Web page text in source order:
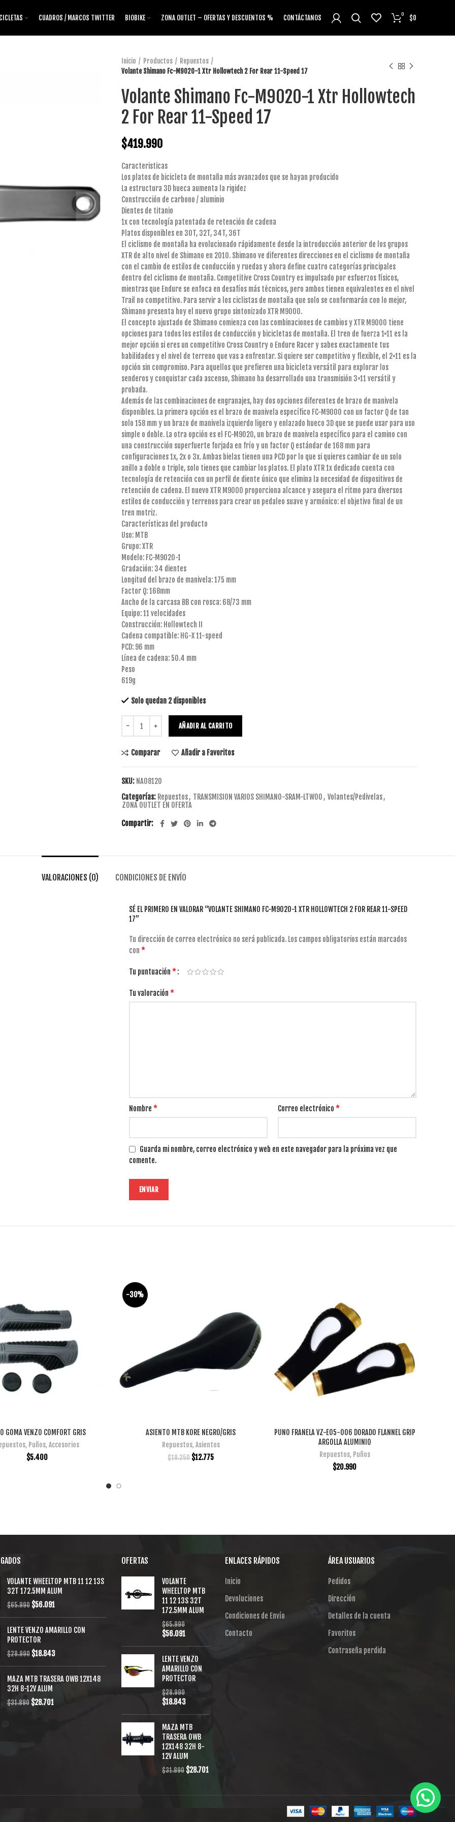
CUADROS / MARCOS TWITTER BIOBIKE ZONA OUTLET – OFERTAS Y DESCUENTOS % CONTÁCTANOS 0 $0
Inicio Productos
Repuestos
Volante Shimano Fc-M9020-1 Xtr Hollowtech 2 For Rear 11-Speed 17
Volante Shimano Fc-M9020-1 Xtr Hollowtech
2 For Rear 11-Speed 17
$419.990
Caracteristicas
Los platos de bicicleta de montaña más avanzados que se hayan producido
La estructura 3D hueca aumenta la rigidez
Construcción de carbono / aluminio
Dientes de titanio
1x con tecnología patentada de retención de cadena
Platos disponibles en 30T, 32T, 34T, 36T
El ciclismo de montaña ha evolucionado rápidamente desde la introducción anterior de los grupos
XTR de alto nivel de Shimano en 2010. Shimano ve diferentes direcciones en el ciclismo de montaña
con el cambio de estilos de conducción y ruedas y ahora define cuatro categorías principales
dentro del ciclismo de montaña. Competitive Cross Country es impulsado por esfuerzos físicos,
mientras que Endure se enfoca en desafíos más técnicos, pero ambos tienen equivalentes en el nivel
Trail no competitivo. Para servir a los ciclistas de montaña que solo se conformarán con lo mejor,
Shimano presenta hoy el nuevo grupo sintonizado XTR M9000.
El concepto ajustado de Shimano comienza con las combinaciones de cambios y XTR M9000 tiene
opciones para todos los estilos de conducción y bicicletas de montaña. El tren de fuerza 1×11 es la
mejor opción si eres un competitivo Cross Country o Endure Racer y sabes exactamente tus
habilidades y el nivel de terreno que vas a enfrentar. Si quiere ser competitivo y flexible, el 2×11 es la
opción sin compromiso. Para aquellos que prefieren una bicicleta versátil para explorar los
senderos y conquistar cada ascenso, Shimano ha desarrollado una transmisión 3×11 versátil y
probada.
Además de las combinaciones de engranajes, hay dos opciones diferentes de brazo de manivela
disponibles. La primera opción es el brazo de manivela específico FC-M9000 con un factor Q de tan
solo 158 mm y un brazo de manivela izquierdo ligero y enlazado hueco 3D que se puede usar para uso
simple o doble. La otra opción es el FC-M9020, un brazo de manivela específico para el camino con
una construcción superfuerte forjada en frío y un factor Q estándar de 168 mm para
configuraciones 1x, 2x o 3x. Ambas bielas tienen una PCD por lo que si quieres cambiar de un solo
anillo a doble o triple, solo tienes que cambiar los platos. El plato XTR 1x dedicado cuenta con
tecnología de retención con un perfil de diente único que elimina la necesidad de dispositivos de
retención de cadena. El nuevo XTR M9000 proporciona alcance y asegura el ritmo para diversos
estilos de conducción y terrenos para crear un pedaleo suave y armónico: el objetivo final de un
tren motriz.
Características del producto
Uso: MTB
Grupo: XTR
Modelo: FC-M9020-1
Gradación: 34 dientes
Longitud del brazo de manivela: 175 mm
Factor Q: 168mm
Ancho de la carcasa BB con rosca: 68/73 mm
Equipo: 11 velocidades
Construcción: Hollowtech II
Cadena compatible: HG-X 11-speed
PCD: 96 mm
Línea de cadena: 50.4 mm
Peso
619g
Solo quedan 2 disponibles
AÑADIR AL CARRITO
Comparar Añadir a Favoritos
SKU: NA08120
Categorías: Repuestos, TRANSMISION VARIOS SHIMANO-SRAM-LTWOO, Volantes/Pedivelas,
ZONA OUTLET EN OFERTA
Compartir
VALORACIONES (0) CONDICIONES DE ENVÍO
SÉ EL PRIMERO EN VALORAR “VOLANTE SHIMANO FC-M9020-1 XTR HOLLOWTECH 2 FOR REAR 11-SPEED
17”
Tu dirección de correo electrónico no será publicada. Los campos obligatorios están marcados
con *
Tu puntuación *
Tu valoración *
Nombre * Correo electrónico *
Guarda mi nombre, correo electrónico y web en este navegador para la próxima vez que
comente.
AÑADIR AL CARRITO
GOMA VENZO COMFORT GRIS
, Puños,Accesorios
$5.400
-30%
AÑADIR AL CARRITO
ASIENTO MTB KORE NEGRO/GRIS
Repuestos,Asientos
$18.250 $12.775
AÑADIR AL CARRITO
PUNO FRANELA VZ-E05-006 DORADO FLANNEL GRIP
ARGOLLA ALUMINIO
Repuestos, Puños
$20.990
VOLANTE WHEELTOP MTB 11 12 13S
32T 172.5MM ALUM
$65.990 $56.091
LENTE VENZO AMARILLO CON
PROTECTOR
$28.990 $18.843
MAZA MTB TRASERA OWB 12X148
32H 8-12V ALUM
$31.890 $28.701
OFERTAS
VOLANTE
WHEELTOP MTB
11 12 13S 32T
172.5MM ALUM
$65.990
$56.091
LENTE VENZO
AMARILLO CON
PROTECTOR
$28.990
$18.843
MAZA MTB
TRASERA OWB
12X148 32H 8-
12V ALUM
$31.890 $28.701
ENLACES RÁPIDOS
Inicio
Devoluciones
Condiciones de Envío
Contacto
ÁREA USUARIOS
Pedidos
Dirección
Detalles de la cuenta
Favoritos
Contraseña perdida